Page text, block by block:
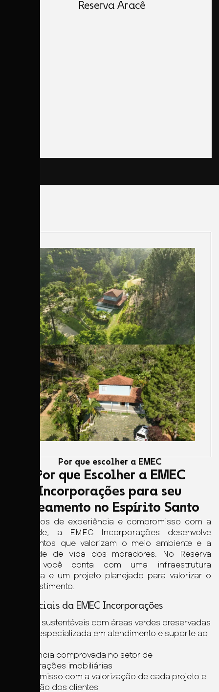
Reserva Aracê
Por que escolher a EMEC
Por que Escolher a EMEC
Incorporações para seu
loteamento no Espírito Santo
Com anos de experiência e compromisso com a
qualidade, a EMEC Incorporações desenvolve
loteamentos que valorizam o meio ambiente e a
qualidade de vida dos moradores. No Reserva
Aracê, você conta com uma infraestrutura
completa e um projeto planejado para valorizar o
seu investimento.
Diferenciais da EMEC Incorporações
Projetos sustentáveis com áreas verdes preservadas
Equipe especializada em atendimento e suporte ao
Experiência comprovada no setor de
incorporações imobiliárias
Compromisso com a valorização de cada projeto e
satisfação dos clientes